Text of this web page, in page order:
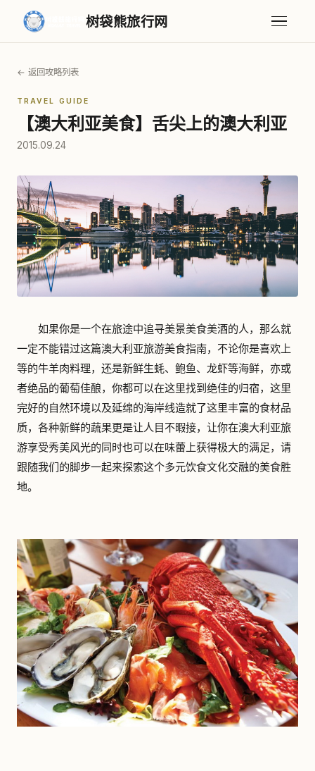
树袋熊旅行网
← 返回攻略列表
TRAVEL GUIDE
【澳大利亚美食】舌尖上的澳大利亚
2015.09.24
如果你是一个在旅途中追寻美景美食美酒的人，那么就
一定不能错过这篇澳大利亚旅游美食指南，不论你是喜欢上
等的牛羊肉料理，还是新鲜生蚝、鲍鱼、龙虾等海鲜，亦或
者绝品的葡萄佳酿，你都可以在这里找到绝佳的归宿，这里
完好的自然环境以及延绵的海岸线造就了这里丰富的食材品
质，各种新鲜的蔬果更是让人目不暇接，让你在澳大利亚旅
游享受秀美风光的同时也可以在味蕾上获得极大的满足，请
跟随我们的脚步一起来探索这个多元饮食文化交融的美食胜
地。